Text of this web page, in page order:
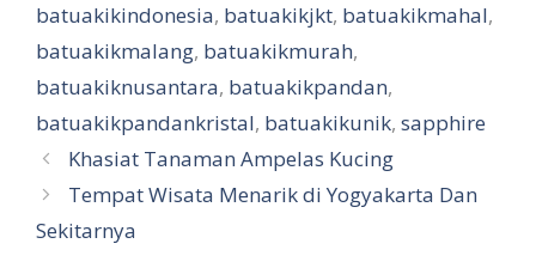
batuakikindonesia, batuakikjkt, batuakikmahal,
batuakikmalang, batuakikmurah,
batuakiknusantara, batuakikpandan,
batuakikpandankristal, batuakikunik, sapphire
Khasiat Tanaman Ampelas Kucing
Tempat Wisata Menarik di Yogyakarta Dan
Sekitarnya